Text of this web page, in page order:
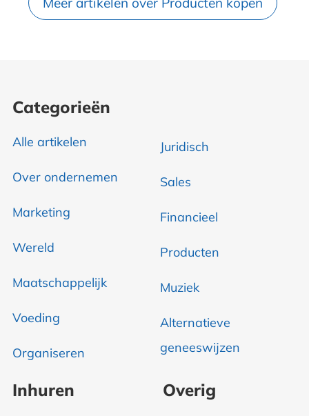
Categorieën
Alle artikelen
Over ondernemen
Marketing
Wereld
Maatschappelijk
Voeding
Organiseren
Juridisch
Sales
Financieel
Producten
Muziek
Alternatieve
geneeswijzen
Inhuren Overig